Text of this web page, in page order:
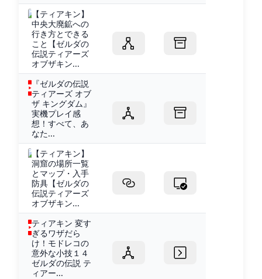
【ティアキン】
中央大廃鉱への
行き方とできる
こと【ゼルダの
伝説ティアーズ
オブザキン...
『ゼルダの伝説
ティアーズ オブ
ザ キングダム』
実機プレイ感
想！すべて、あ
なた...
【ティアキン】
洞窟の場所一覧
とマップ・入手
防具【ゼルダの
伝説ティアーズ
オブザキン...
ティアキン 変す
ぎるワザだら
け！モドレコの
意外な小技１４
ゼルダの伝説 テ
ィアー...